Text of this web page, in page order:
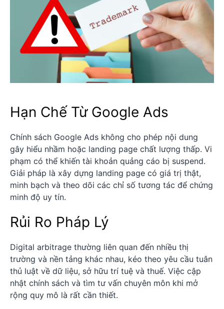
Hạn Chế Từ Google Ads
Chính sách Google Ads không cho phép nội dung
gây hiểu nhầm hoặc landing page chất lượng thấp. Vi
phạm có thể khiến tài khoản quảng cáo bị suspend.
Giải pháp là xây dựng landing page có giá trị thật,
minh bạch và theo dõi các chỉ số tương tác để chứng
minh độ uy tín.
Rủi Ro Pháp Lý
Digital arbitrage thường liên quan đến nhiều thị
trường và nền tảng khác nhau, kéo theo yêu cầu tuân
thủ luật về dữ liệu, sở hữu trí tuệ và thuế. Việc cập
nhật chính sách và tìm tư vấn chuyên môn khi mở
rộng quy mô là rất cần thiết.